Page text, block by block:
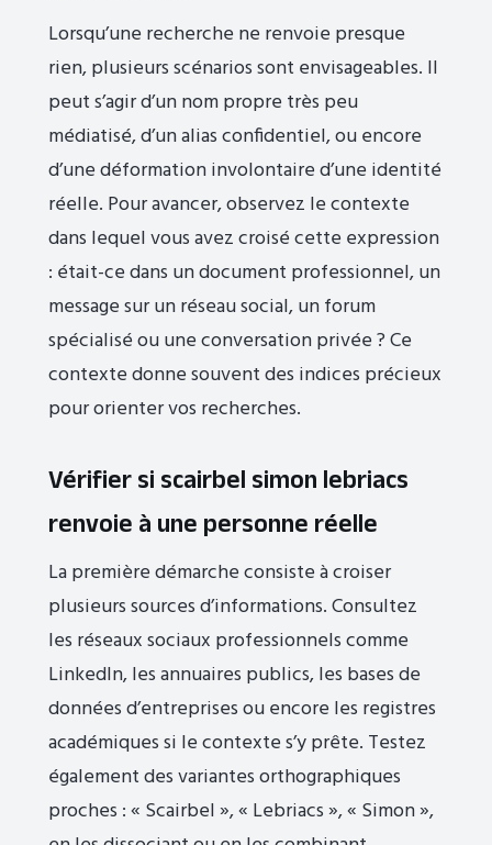
Lorsqu’une recherche ne renvoie presque
rien, plusieurs scénarios sont envisageables. Il
peut s’agir d’un nom propre très peu
médiatisé, d’un alias confidentiel, ou encore
d’une déformation involontaire d’une identité
réelle. Pour avancer, observez le contexte
dans lequel vous avez croisé cette expression
: était-ce dans un document professionnel, un
message sur un réseau social, un forum
spécialisé ou une conversation privée ? Ce
contexte donne souvent des indices précieux
pour orienter vos recherches.
Vérifier si scairbel simon lebriacs
renvoie à une personne réelle
La première démarche consiste à croiser
plusieurs sources d’informations. Consultez
les réseaux sociaux professionnels comme
LinkedIn, les annuaires publics, les bases de
données d’entreprises ou encore les registres
académiques si le contexte s’y prête. Testez
également des variantes orthographiques
proches : « Scairbel », « Lebriacs », « Simon »,